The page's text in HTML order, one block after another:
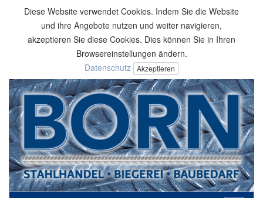
Diese Website verwendet Cookies. Indem Sie die Website
und ihre Angebote nutzen und weiter navigieren,
akzeptieren Sie diese Cookies. Dies können Sie in Ihren
Browsereinstellungen ändern.
Datenschutz Akzeptieren